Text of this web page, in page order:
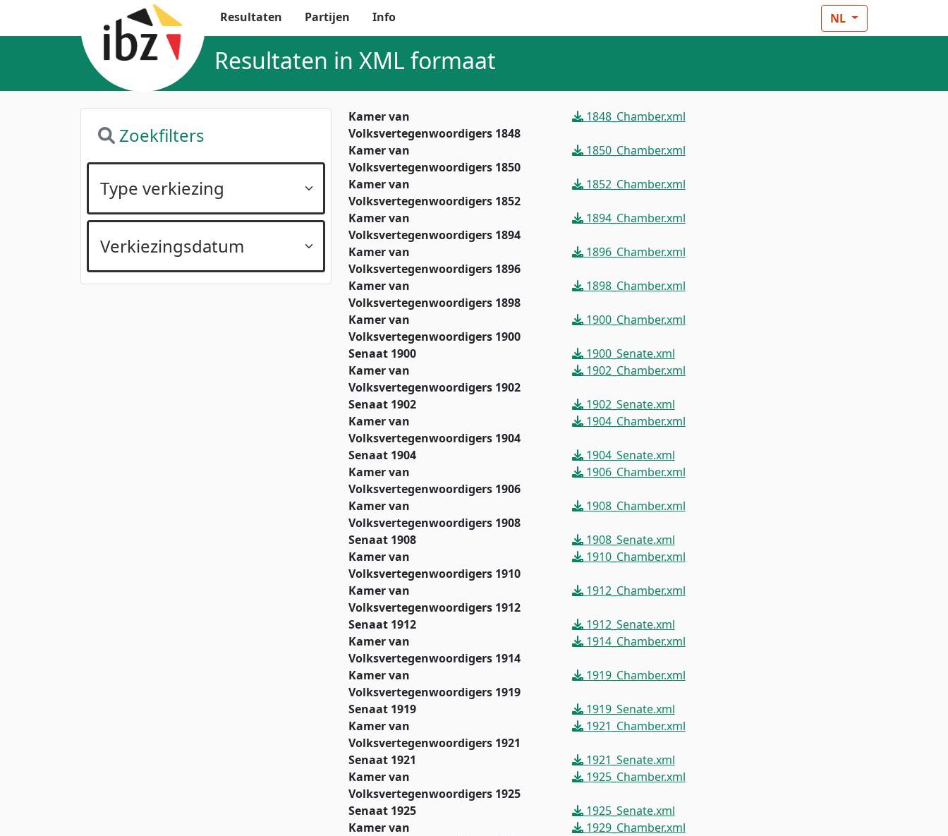
Resultaten Partijen Info NL
Resultaten in XML formaat
Zoekfilters
Kamer van
Volksvertegenwoordigers 1848
1848_Chamber.xml
Kamer van
Volksvertegenwoordigers 1850
1850_Chamber.xml
Kamer van
Volksvertegenwoordigers 1852
1852_Chamber.xml
Kamer van
Volksvertegenwoordigers 1894
1894_Chamber.xml
Kamer van
Volksvertegenwoordigers 1896
1896_Chamber.xml
Kamer van
Volksvertegenwoordigers 1898
1898_Chamber.xml
Kamer van
Volksvertegenwoordigers 1900
1900_Chamber.xml
Senaat 1900
1900_Senate.xml
Kamer van
Volksvertegenwoordigers 1902
1902_Chamber.xml
Senaat 1902
1902_Senate.xml
Kamer van
Volksvertegenwoordigers 1904
1904_Chamber.xml
Senaat 1904
1904_Senate.xml
Kamer van
Volksvertegenwoordigers 1906
1906_Chamber.xml
Kamer van
Volksvertegenwoordigers 1908
1908_Chamber.xml
Senaat 1908
1908_Senate.xml
Kamer van
Volksvertegenwoordigers 1910
1910_Chamber.xml
Kamer van
Volksvertegenwoordigers 1912
1912_Chamber.xml
Senaat 1912
1912_Senate.xml
Kamer van
Volksvertegenwoordigers 1914
1914_Chamber.xml
Kamer van
Volksvertegenwoordigers 1919
1919_Chamber.xml
Senaat 1919
1919_Senate.xml
Kamer van
Volksvertegenwoordigers 1921
1921_Chamber.xml
Senaat 1921
1921_Senate.xml
Kamer van
Volksvertegenwoordigers 1925
1925_Chamber.xml
Senaat 1925
1925_Senate.xml
Kamer van
1929_Chamber.xml